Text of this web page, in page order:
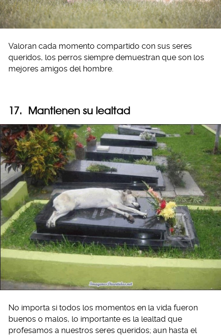
Valoran cada momento compartido con sus seres
queridos, los perros siempre demuestran que son los
mejores amigos del hombre.
17. Mantienen su lealtad
No importa si todos los momentos en la vida fueron
buenos o malos, lo importante es la lealtad que
profesamos a nuestros seres queridos; aun hasta el